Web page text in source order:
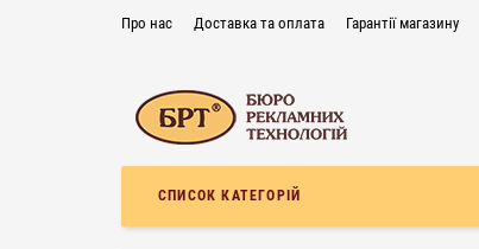
Про нас Доставка та оплата Гарантії магазину
СПИСОК КАТЕГОРІЙ